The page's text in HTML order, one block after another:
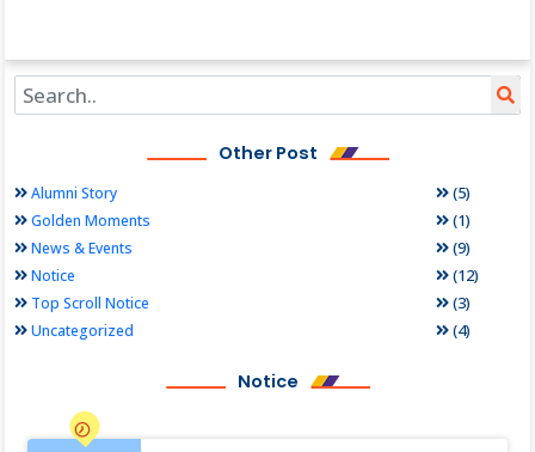
Other Post
Alumni Story (5)
Golden Moments (1)
News & Events (9)
Notice (12)
Top Scroll Notice (3)
Uncategorized (4)
Notice